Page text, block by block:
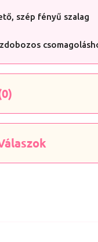
szép fényű szalag